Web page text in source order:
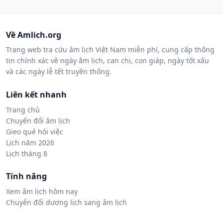
Về Amlich.org
Trang web tra cứu âm lịch Việt Nam miễn phí, cung cấp thông
tin chính xác về ngày âm lịch, can chi, con giáp, ngày tốt xấu
và các ngày lễ tết truyền thống.
Liên kết nhanh
Trang chủ
Chuyển đổi âm lịch
Gieo quẻ hỏi việc
Lịch năm 2026
Lịch tháng 8
Tính năng
Xem âm lịch hôm nay
Chuyển đổi dương lịch sang âm lịch